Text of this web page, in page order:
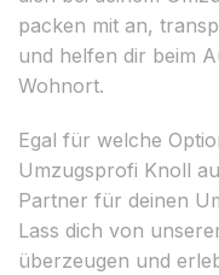
packen mit an,
und helfen dir beim
Wohnort.
Egal für welche
Umzugsprofi Knoll
Partner für deinen
Lass dich von
überzeugen und